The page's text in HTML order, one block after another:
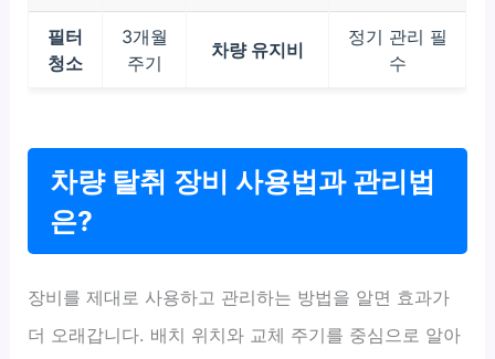
필터
청소
3개월
주기
차량 유지비
정기 관리 필
수
차량 탈취 장비 사용법과 관리법
은?
장비를 제대로 사용하고 관리하는 방법을 알면 효과가
더 오래갑니다. 배치 위치와 교체 주기를 중심으로 알아